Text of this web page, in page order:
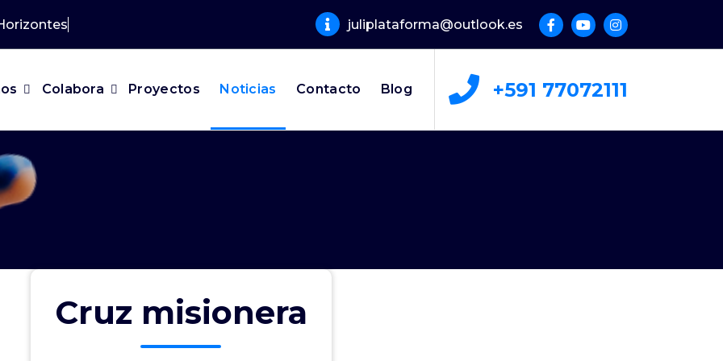
juliplataforma@outlook.es
Colabora Proyectos Noticias Contacto Blog +591 77072111
Cruz misionera